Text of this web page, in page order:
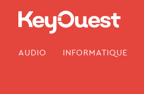
content
AUDIO INFORMATIQUE